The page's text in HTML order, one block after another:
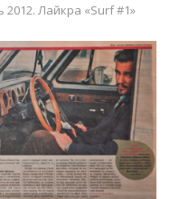
Лайкра «Surf #1»